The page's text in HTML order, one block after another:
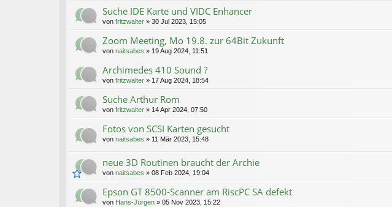
Suche IDE Karte und VIDC Enhancer
von fritzwalter » 30 Jul 2023, 15:05
Zoom Meeting, Mo 19.8. zur 64Bit Zukunft
von naitsabes » 19 Aug 2024, 11:51
Archimedes 410 Sound ?
von fritzwalter » 17 Aug 2024, 18:54
Suche Arthur Rom
von fritzwalter » 14 Apr 2024, 07:50
Fotos von SCSI Karten gesucht
von naitsabes » 11 Mär 2023, 15:48
neue 3D Routinen braucht der Archie
von naitsabes » 08 Feb 2024, 19:04
Epson GT 8500-Scanner am RiscPC SA defekt
von Hans-Jürgen » 05 Nov 2023, 15:22